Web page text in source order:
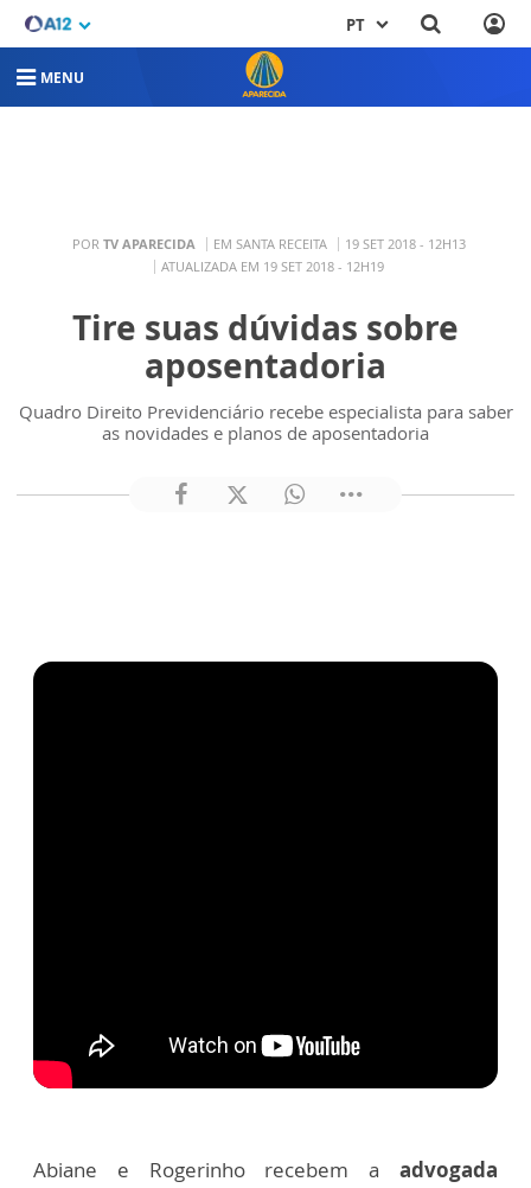
PT
MENU
POR TV APARECIDA EM SANTA RECEITA
19 SET 2018 - 12H13
ATUALIZADA EM 19 SET 2018 - 12H19
Tire suas dúvidas sobre
aposentadoria
Quadro Direito Previdenciário recebe especialista para saber
as novidades e planos de aposentadoria
Abiane e Rogerinho recebem a advogada